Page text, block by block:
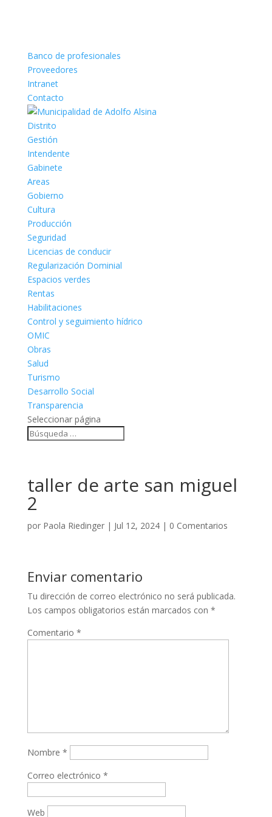
Banco de profesionales
Proveedores
Intranet
Contacto
Distrito
Gestión
Intendente
Gabinete
Areas
Gobierno
Cultura
Producción
Seguridad
Licencias de conducir
Regularización Dominial
Espacios verdes
Rentas
Habilitaciones
Control y seguimiento hídrico
OMIC
Obras
Salud
Turismo
Desarrollo Social
Transparencia
Seleccionar página
taller de arte san miguel
2
por Paola Riedinger| Jul 12, 2024| 0 Comentarios
Enviar comentario
Tu dirección de correo electrónico no será publicada.
Los campos obligatorios están marcados con *
Comentario *
Nombre *
Correo electrónico *
Web